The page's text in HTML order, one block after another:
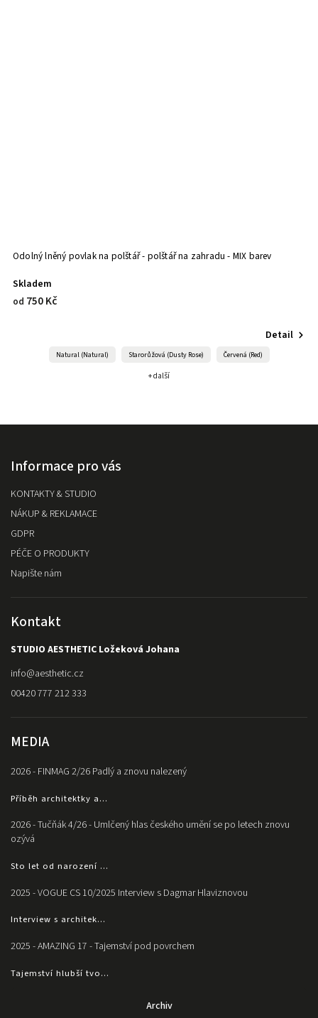
Odolný lněný povlak na polštář - polštář na zahradu - MIX barev
Skladem
od 750 Kč
Detail
Natural (Natural) Starorůžová (Dusty Rose) Červená (Red)
+ další
Informace pro vás
KONTAKTY & STUDIO
NÁKUP & REKLAMACE
GDPR
PÉČE O PRODUKTY
Napište nám
Kontakt
STUDIO AESTHETIC Ložeková Johana
info@aesthetic.cz
00420 777 212 333
MEDIA
2026 - FINMAG 2/26 Padlý a znovu nalezený
Příběh architektky a...
2026 - Tučňák 4/26 - Umlčený hlas českého umění se po letech znovu
ozývá
Sto let od narození ...
2025 - VOGUE CS 10/2025 Interview s Dagmar Hlaviznovou
Interview s architek...
2025 - AMAZING 17 - Tajemství pod povrchem
Tajemství hlubší tvo...
Archiv